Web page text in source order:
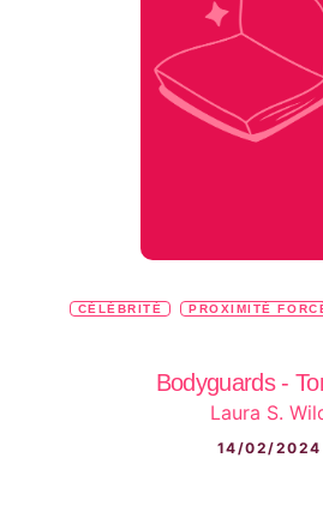
CÉLÉBRITÉ PROXIMITÉ
Bodyguards -
Laura S.
14/02/2024